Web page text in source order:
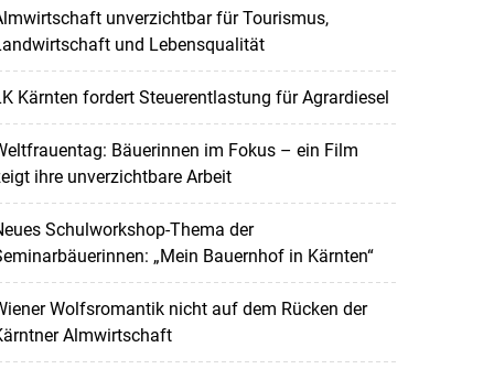
unverzichtbar für Tourismus,
und Lebensqualität
Kärnten fordert Steuerentlastung für Agrardiesel
Bäuerinnen im Fokus – ein Film
ihre unverzichtbare Arbeit
Schulworkshop-Thema der
„Mein Bauernhof in Kärnten“
Wolfsromantik nicht auf dem Rücken der
Almwirtschaft